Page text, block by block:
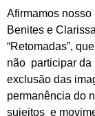
Afirmamos
Benites e
“Retomadas”,
não participar da
exclusão das
permanência do
sujeitos e